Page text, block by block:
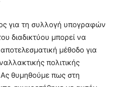
για τη συλλογή υπογραφών
διαδικτύου μπορεί να
μέθοδο για
πολιτικής
θυμηθούμε πως στη